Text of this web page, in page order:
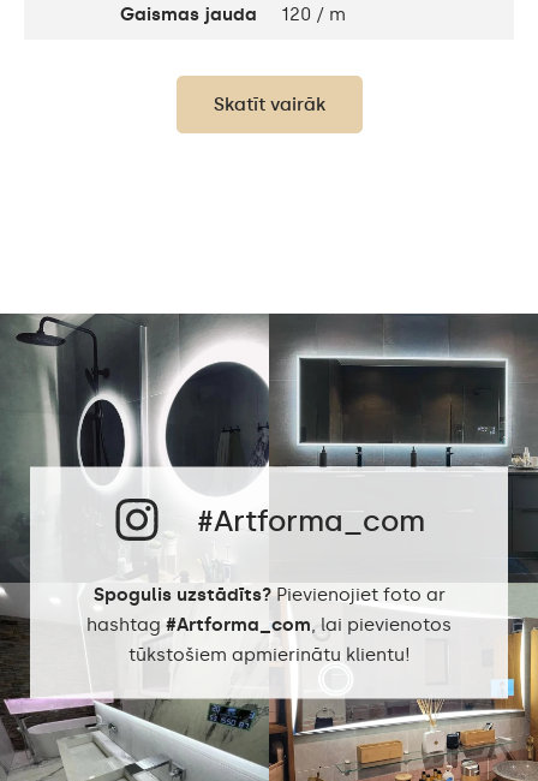
Gaismas jauda 120 / m
LED krāsa Auksti balts - 7000K
Komplektā ietilpst
Montāžas piederumi,
Montāžas instrukcijas
Spoguļa veids LED apgaismojums
Spoguļa lietojums Dekoratīvs, dekoratīvs
Spoguļa forma
Ieteicamās telpas
Vannas istaba,
Priekšnams,
Guļamistaba,
Ēdamistaba
Piegāde
Pareizi sagatavots
iepakojums nodrošina
drošu piegādi līdz jūsu
mājām.
Skatīt vairāk
#Artforma_com
Spogulis uzstādīts?Pievienojiet foto ar
hashtag #Artforma_com, lai pievienotos
tūkstošiem apmierinātu klientu!